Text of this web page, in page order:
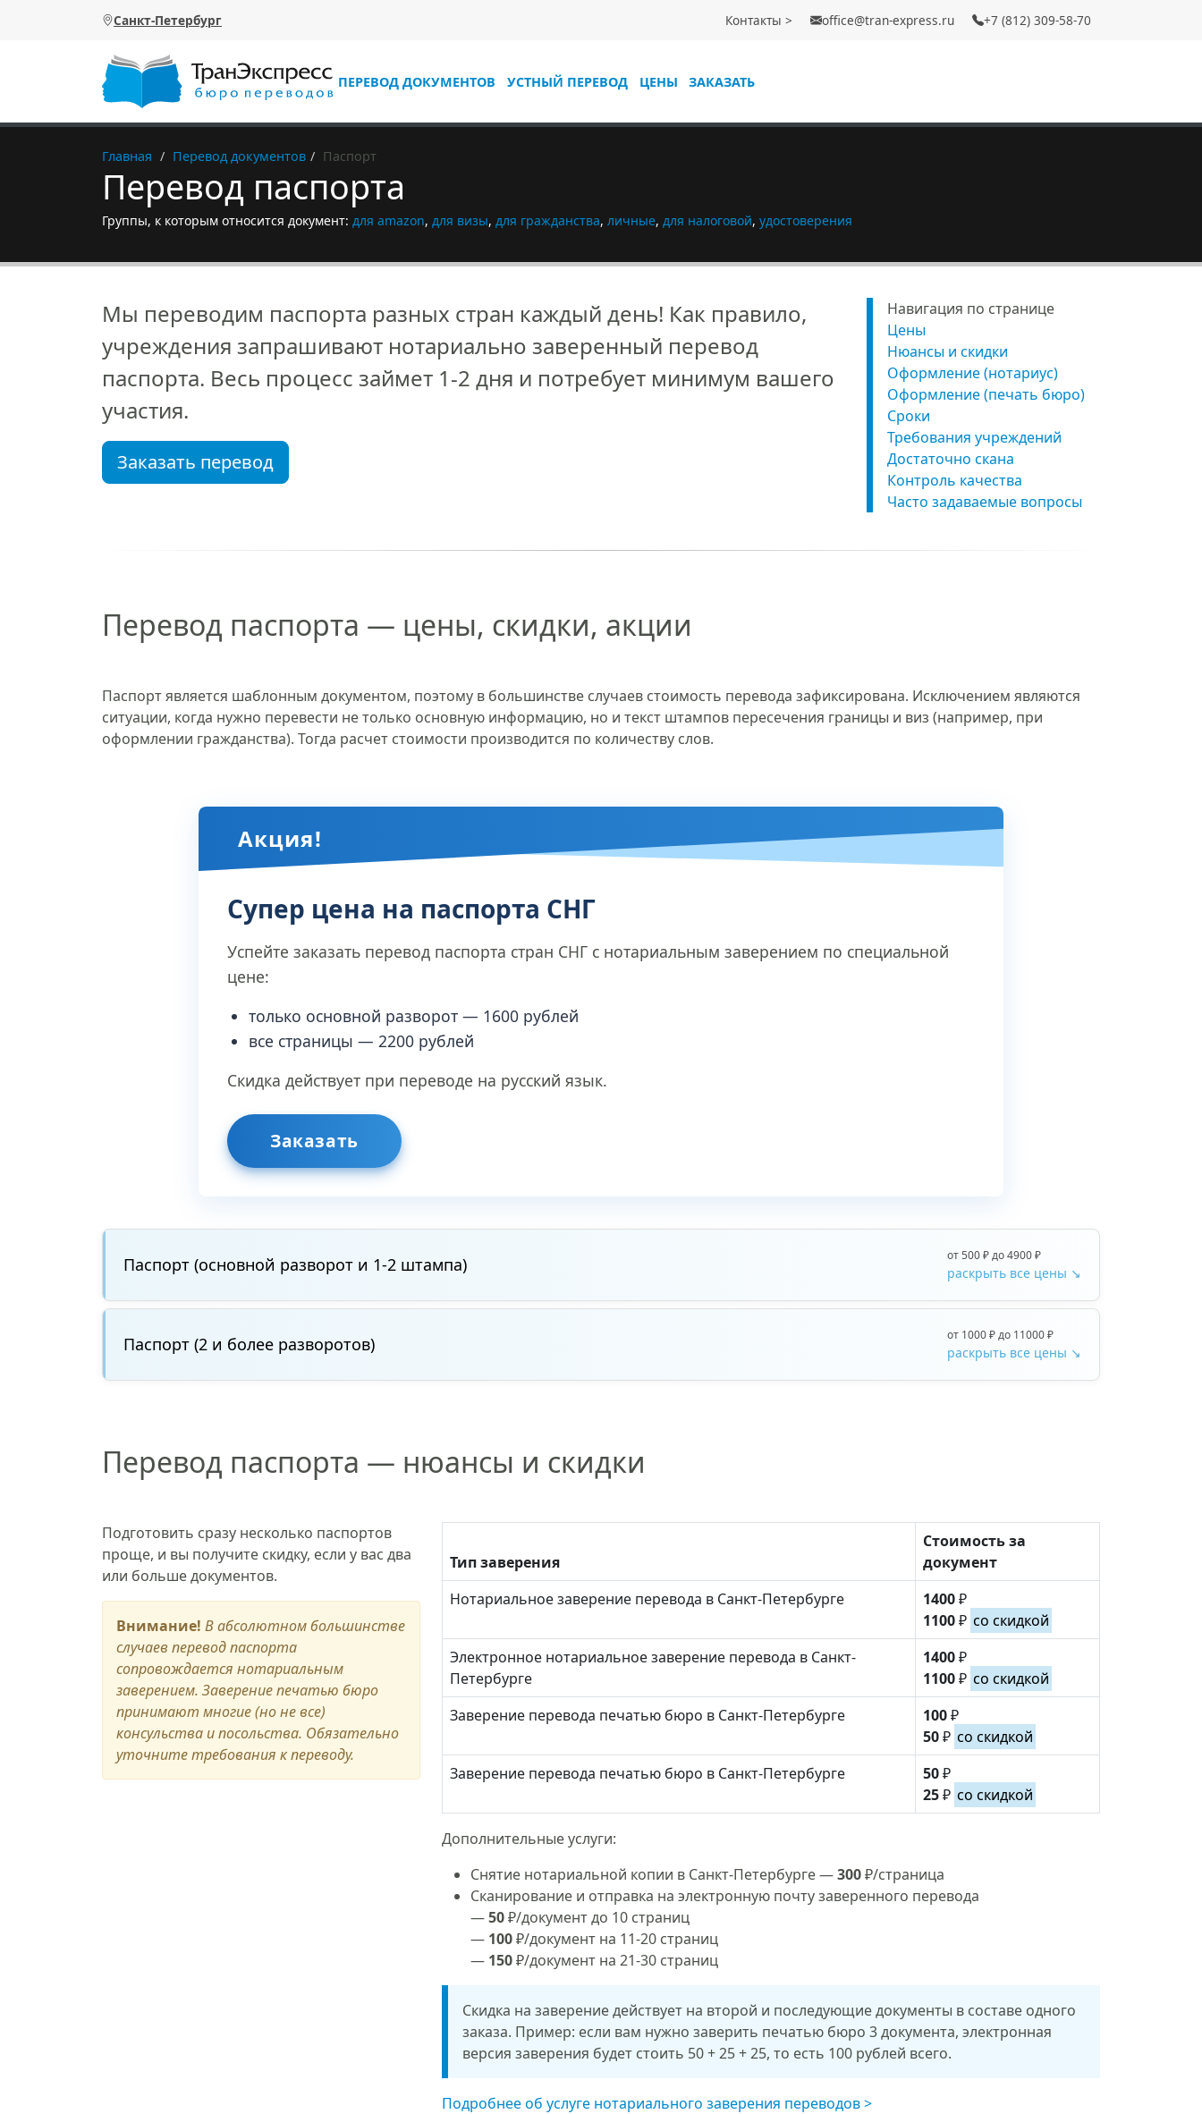
Перейти к основному содержанию
Санкт-Петербург Контакты office@tran-express.ru +7 (812) 309-58-70
ПЕРЕВОД ДОКУМЕНТОВ УСТНЫЙ ПЕРЕВОД ЦЕНЫ ЗАКАЗАТЬ
Главная Перевод документов Паспорт
Перевод паспорта
Группы, к которым относится документ: для amazon, для визы, для гражданства, личные, для налоговой, удостоверения
Мы переводим паспорта разных стран каждый день! Как правило,
учреждения запрашивают нотариально заверенный перевод
паспорта. Весь процесс займет 1-2 дня и потребует минимум вашего
участия.
Заказать перевод
Навигация по странице
Цены
Нюансы и скидки
Оформление (нотариус)
Оформление (печать бюро)
Сроки
Требования учреждений
Достаточно скана
Контроль качества
Часто задаваемые вопросы
Перевод паспорта — цены, скидки, акции
Паспорт является шаблонным документом, поэтому в большинстве случаев стоимость перевода зафиксирована. Исключением являются
ситуации, когда нужно перевести не только основную информацию, но и текст штампов пересечения границы и виз (например, при
оформлении гражданства). Тогда расчет стоимости производится по количеству слов.
Акция!
Супер цена на паспорта СНГ
Успейте заказать перевод паспорта стран СНГ с нотариальным заверением по специальной
цене:
только основной разворот — 1600 рублей
все страницы — 2200 рублей
Скидка действует при переводе на русский язык.
Заказать
Паспорт (основной разворот и 1-2 штампа) от 500 ₽ до 4900 ₽
раскрыть все цены ↘
Паспорт (2 и более разворотов) от 1000 ₽ до 11000 ₽
раскрыть все цены ↘
Перевод паспорта — нюансы и скидки
Подготовить сразу несколько паспортов
проще, и вы получите скидку, если у вас два
или больше документов.
Внимание! В абсолютном большинстве
случаев перевод паспорта
сопровождается нотариальным
заверением. Заверение печатью бюро
принимают многие (но не все)
консульства и посольства. Обязательно
уточните требования к переводу.
Тип заверения
Стоимость за
документ
Нотариальное заверение перевода в Санкт-Петербурге
1400₽
1100₽ со скидкой
Электронное нотариальное заверение перевода в Санкт-
Петербурге
1400₽
1100₽ со скидкой
Заверение перевода печатью бюро в Санкт-Петербурге
100₽
50₽ со скидкой
Заверение перевода печатью бюро в Санкт-Петербурге
50₽
25₽ со скидкой
Дополнительные услуги:
Снятие нотариальной копии в Санкт-Петербурге —300₽/страница
Сканирование и отправка на электронную почту заверенного перевода
—50₽/документ до 10 страниц
— 100₽/документ на 11-20 страниц
— 150₽/документ на 21-30 страниц
Скидка на заверение действует на второй и последующие документы в составе одного
заказа. Пример: если вам нужно заверить печатью бюро 3 документа, электронная
версия заверения будет стоить 50 + 25 + 25, то есть 100 рублей всего.
Подробнее об услуге нотариального заверения переводов